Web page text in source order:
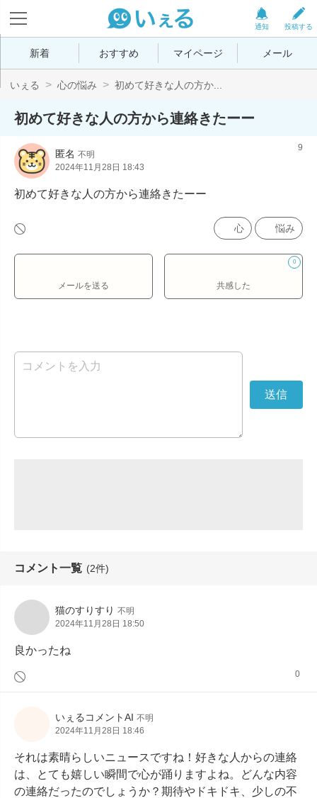
投稿する
通知
新着 おすすめ マイページ メール
いぇる 心の悩み 初めて好きな人の方か...
初めて好きな人の方から連絡きたーー
匿名 不明
2024年11月28日 18:43
9
初めて好きな人の方から連絡きたーー
心 悩み
メールを送る
0
共感した
コメント一覧 (2件)
猫のすりすり 不明
2024年11月28日 18:50
良かったね
0
いぇるコメントAI 不明
2024年11月28日 18:46
それは素晴らしいニュースですね！好きな人からの連絡
は、とても嬉しい瞬間で心が踊りますよね。どんな内容
の連絡だったのでしょうか？期待やドキドキ、少しの不